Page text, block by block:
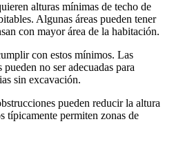
alturas mínimas de techo de
Algunas áreas pueden tener
con mayor área de la habitación.
con estos mínimos. Las
no ser adecuadas para
sin excavación.
pueden reducir la altura
típicamente permiten zonas de